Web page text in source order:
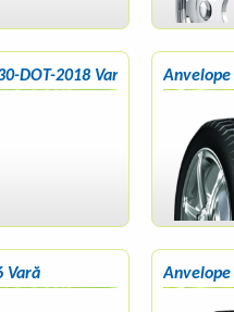
DOT-2018 Vară
Vară